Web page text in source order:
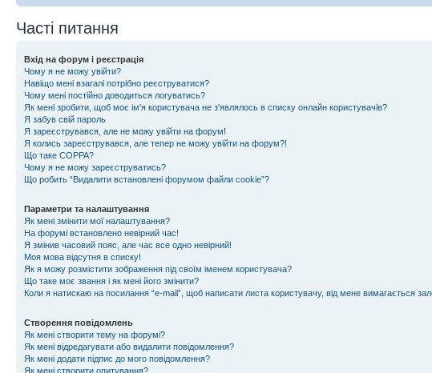
Часті питання
Вхід на форум і реєстрація
Чому я не можу увійти?
Навіщо мені взагалі потрібно реєструватися?
Чому мені постійно доводиться логуватись?
Як мені зробити, щоб моє ім'я користувача не з'являлось в списку онлайн користувачів?
Я забув свій пароль
Я зареєструвався, але не можу увійти на форум!
Я колись зареєструвався, але тепер не можу увійти на форум?!
Що таке COPPA?
Чому я не можу зареєструватись?
Що робить “Видалити встановлені форумом файли cookie”?
Параметри та налаштування
Як мені змінити мої налаштування?
На форумі встановлено невірний час!
Я змінив часовий пояс, але час все одно невірний!
Моя мова відсутня в списку!
Як я можу розмістити зображення під своїм іменем користувача?
Що таке моє звання і як мені його змінити?
Коли я натискаю на посилання “e-mail”, щоб написати листа користувачу, від мене вимагається
Створення повідомлень
Як мені створити тему на форумі?
Як мені відредагувати або видалити повідомлення?
Як мені додати підпис до мого повідомлення?
Як мені створити опитування?